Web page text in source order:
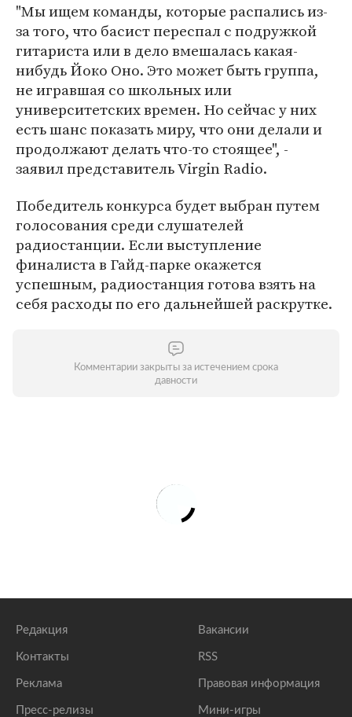
"Мы ищем команды, которые распались из-
за того, что басист переспал с подружкой
гитариста или в дело вмешалась какая-
нибудь Йоко Оно. Это может быть группа,
не игравшая со школьных или
университетских времен. Но сейчас у них
есть шанс показать миру, что они делали и
продолжают делать что-то стоящее", -
заявил представитель Virgin Radio.
Победитель конкурса будет выбран путем
голосования среди слушателей
радиостанции. Если выступление
финалиста в Гайд-парке окажется
успешным, радиостанция готова взять на
себя расходы по его дальнейшей раскрутке.
Комментарии закрыты за истечением срока
давности
Редакция
Контакты
Реклама
Пресс-релизы
Вакансии
RSS
Правовая информация
Мини-игры